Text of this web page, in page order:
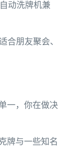
动洗牌机兼
合朋友聚会、
一，你在做决
牌与一些知名